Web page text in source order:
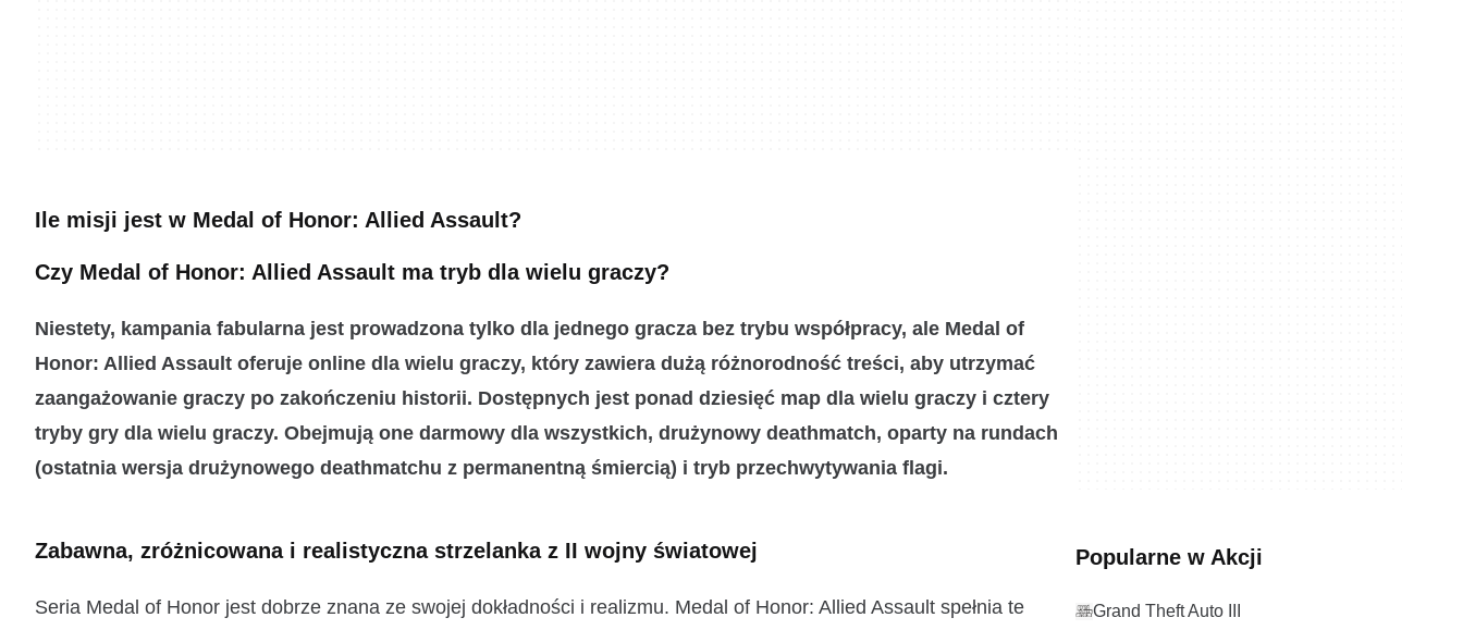
Ile misji jest w Medal of Honor: Allied Assault?
Czy Medal of Honor: Allied Assault ma tryb dla wielu graczy?
Niestety, kampania fabularna jest prowadzona tylko dla jednego gracza bez trybu współpracy, ale Medal of
Honor: Allied Assault oferuje online dla wielu graczy, który zawiera dużą różnorodność treści, aby utrzymać
zaangażowanie graczy po zakończeniu historii. Dostępnych jest ponad dziesięć map dla wielu graczy i cztery
tryby gry dla wielu graczy. Obejmują one darmowy dla wszystkich, drużynowy deathmatch, oparty na rundach
(ostatnia wersja drużynowego deathmatchu z permanentną śmiercią) i tryb przechwytywania flagi.
Zabawna, zróżnicowana i realistyczna strzelanka z II wojny światowej
Seria Medal of Honor jest dobrze znana ze swojej dokładności i realizmu. Medal of Honor: Allied Assault spełnia te
Popularne w Akcji
Grand Theft Auto III